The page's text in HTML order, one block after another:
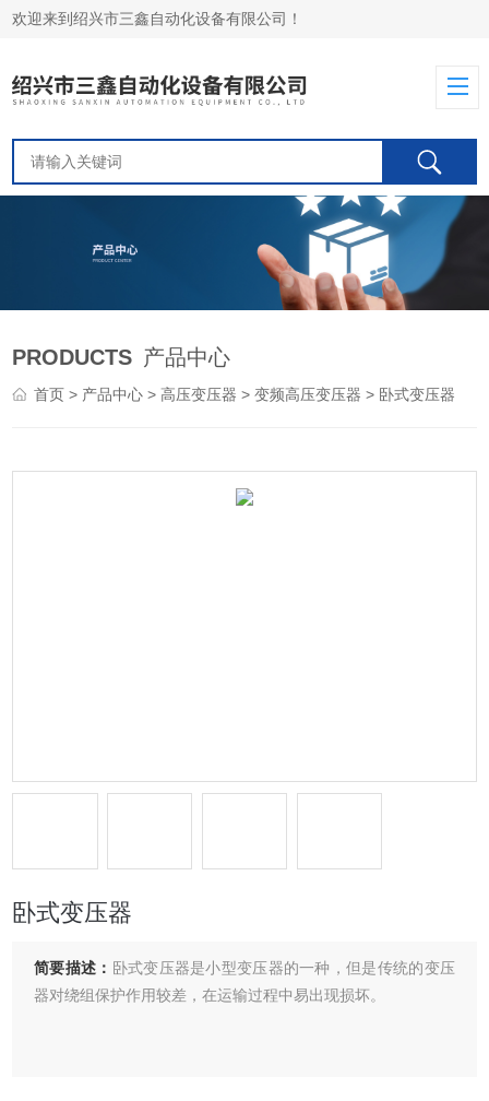
欢迎来到绍兴市三鑫自动化设备有限公司！
PRODUCTS 产品中心
首页 > 产品中心 >高压变压器 >变频高压变压器 > 卧式变压器
卧式变压器
简要描述： 卧式变压器是小型变压器的一种，但是传统的变压
器对绕组保护作用较差，在运输过程中易出现损坏。